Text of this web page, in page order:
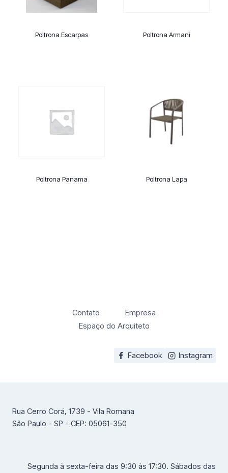
Poltrona Escarpas Poltrona Armani
Poltrona Panama Poltrona Lapa
Contato
Empresa
Espaço do Arquiteto
Facebook Instagram
Rua Cerro Corá, 1739 - Vila Romana
São Paulo - SP - CEP: 05061-350
Segunda à sexta-feira das 9:30 às 17:30. Sábados das